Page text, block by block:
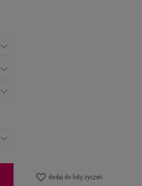
dodaj do listy życzeń